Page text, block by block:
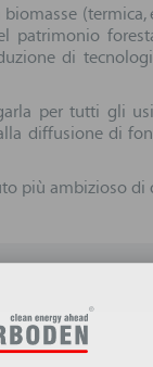
di
per tutti gli
diffusione di
più ambizioso di